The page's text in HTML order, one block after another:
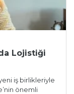
Lojistiği
iş birlikleriyle
önemli